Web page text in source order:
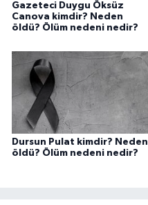
Gazeteci Duygu Öksüz
Canova kimdir? Neden
öldü? Ölüm nedeni nedir?
Dursun Pulat kimdir? Neden
öldü? Ölüm nedeni nedir?